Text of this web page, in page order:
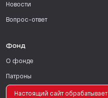
Новости
Вопрос-ответ
Фонд
О фонде
Патроны
Поддержать
Настоящий сайт обрабатывает